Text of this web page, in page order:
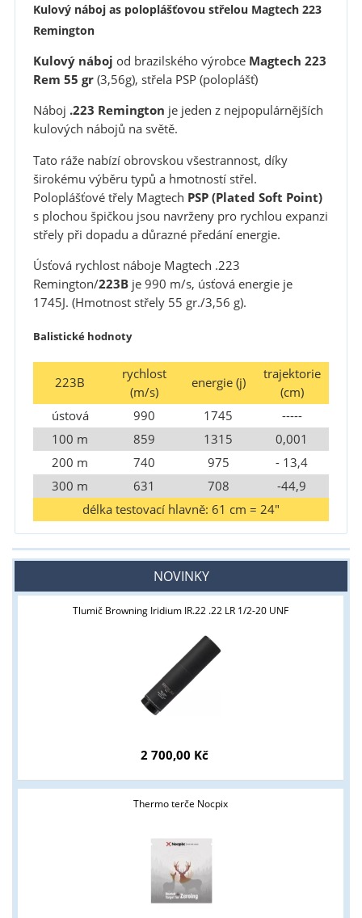
Kulový náboj as poloplášťovou střelou Magtech 223
Remington
Kulový náboj od brazilského výrobce Magtech 223
Rem 55 gr(3,56g), střela PSP (poloplášť)
Náboj .223 Remington je jeden z nejpopulárnějších
kulových nábojů na světě.
Tato ráže nabízí obrovskou všestrannost, díky
širokému výběru typů a hmotností střel.
Poloplášťové třely Magtech PSP (Plated Soft Point)
s plochou špičkou jsou navrženy pro rychlou expanzi
střely při dopadu a důrazné předání energie.
Úsťová rychlost náboje Magtech .223
Remington/223Bje 990 m/s, úsťová energie je
1745J. (Hmotnost střely 55 gr./3,56 g).
Balistické hodnoty
223B
rychlost
(m/s)
energie (j)
trajektorie
(cm)
ústová
990 1745
-----
100 m
859 1315
0,001
200 m
740 975
- 13,4
300 m
631 708
-44,9
délka testovací hlavně: 61 cm = 24"
NOVINKY
Tlumič Browning Iridium IR.22 .22 LR 1/2-20 UNF
2 700,00 Kč
Thermo terče Nocpix